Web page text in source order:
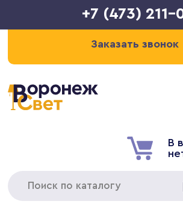
+7 (473) 211-
Заказать звонок
В